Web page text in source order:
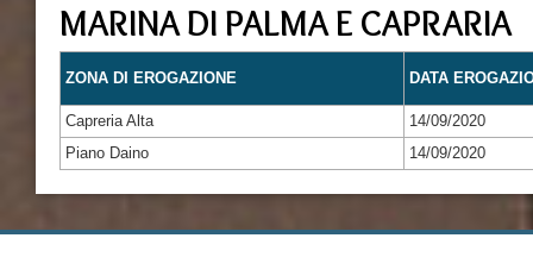
MARINA DI PALMA E CAPRARIA
ZONA DI EROGAZIONE DATA
Capreria Alta
14/09/2020
Piano Daino
14/09/2020